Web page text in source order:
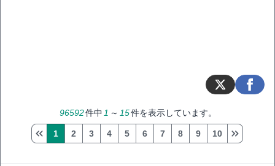
96592件中 1 ～ 15件を表示しています。
1 2 3 4 5 6 7 8 9 10